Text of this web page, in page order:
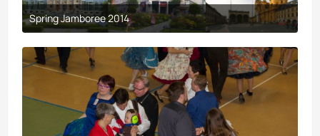
Spring Jamboree 2014
9. April 2017 um 19:44